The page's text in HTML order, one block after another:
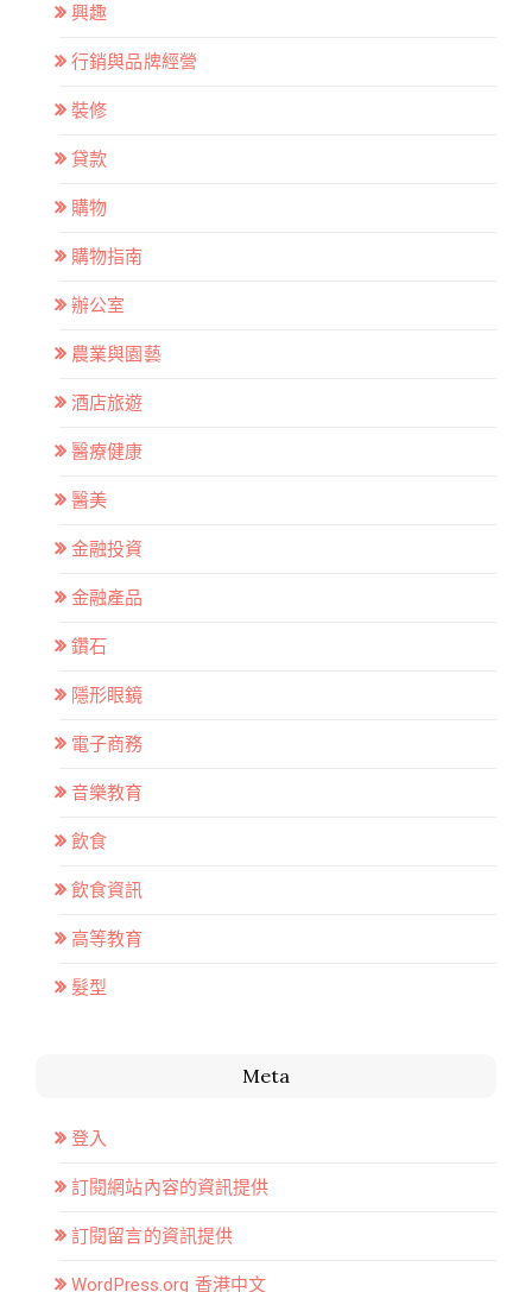
興趣
行銷與品牌經營
裝修
貸款
購物
購物指南
辦公室
農業與園藝
酒店旅遊
醫療健康
醫美
金融投資
金融產品
鑽石
隱形眼鏡
電子商務
音樂教育
飲食
飲食資訊
高等教育
髮型
Meta
登入
訂閱網站內容的資訊提供
訂閱留言的資訊提供
WordPress.org 香港中文